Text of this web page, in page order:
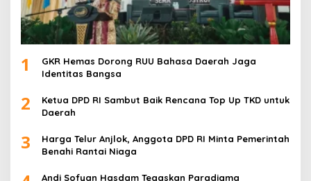
1
GKR Hemas Dorong RUU Bahasa Daerah Jaga
Identitas Bangsa
2
Ketua DPD RI Sambut Baik Rencana Top Up TKD untuk
Daerah
3
Harga Telur Anjlok, Anggota DPD RI Minta Pemerintah
Benahi Rantai Niaga
Andi Sofyan Hasdam Tegaskan Paradigma